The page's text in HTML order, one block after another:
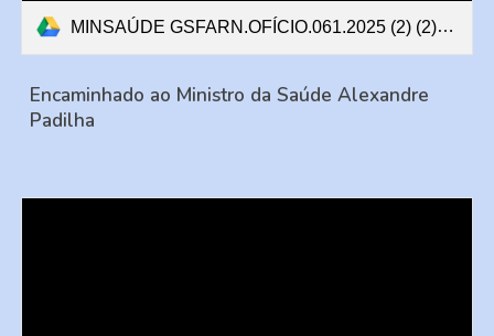
MINSAÚDE GSFARN.OFÍCIO.061.2025 (2) (2).pdf
Encaminhado ao Ministro da Saúde Alexandre
Padilha